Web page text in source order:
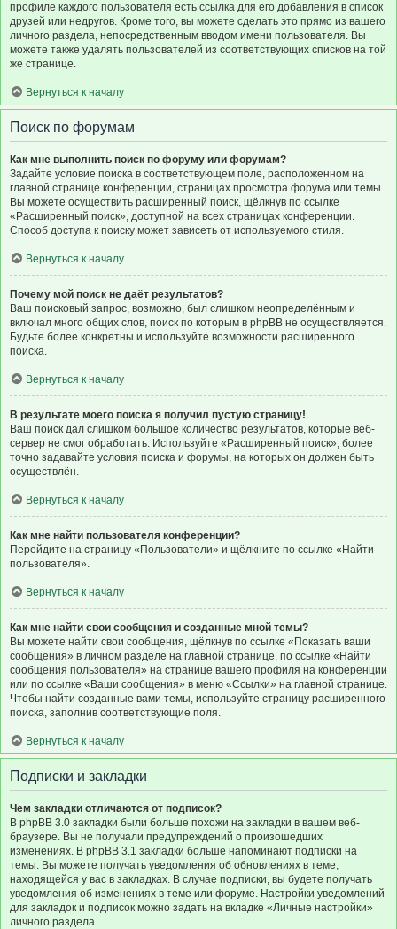
профиле каждого пользователя есть ссылка для его добавления в список
друзей или недругов. Кроме того, вы можете сделать это прямо из вашего
личного раздела, непосредственным вводом имени пользователя. Вы
можете также удалять пользователей из соответствующих списков на той
же странице.
Вернуться к началу
Поиск по форумам
Как мне выполнить поиск по форуму или форумам?
Задайте условие поиска в соответствующем поле, расположенном на
главной странице конференции, страницах просмотра форума или темы.
Вы можете осуществить расширенный поиск, щёлкнув по ссылке
«Расширенный поиск», доступной на всех страницах конференции.
Способ доступа к поиску может зависеть от используемого стиля.
Вернуться к началу
Почему мой поиск не даёт результатов?
Ваш поисковый запрос, возможно, был слишком неопределённым и
включал много общих слов, поиск по которым в phpBB не осуществляется.
Будьте более конкретны и используйте возможности расширенного
поиска.
Вернуться к началу
В результате моего поиска я получил пустую страницу!
Ваш поиск дал слишком большое количество результатов, которые веб-
сервер не смог обработать. Используйте «Расширенный поиск», более
точно задавайте условия поиска и форумы, на которых он должен быть
осуществлён.
Вернуться к началу
Как мне найти пользователя конференции?
Перейдите на страницу «Пользователи» и щёлкните по ссылке «Найти
пользователя».
Вернуться к началу
Как мне найти свои сообщения и созданные мной темы?
Вы можете найти свои сообщения, щёлкнув по ссылке «Показать ваши
сообщения» в личном разделе на главной странице, по ссылке «Найти
сообщения пользователя» на странице вашего профиля на конференции
или по ссылке «Ваши сообщения» в меню «Ссылки» на главной странице.
Чтобы найти созданные вами темы, используйте страницу расширенного
поиска, заполнив соответствующие поля.
Вернуться к началу
Подписки и закладки
Чем закладки отличаются от подписок?
В phpBB 3.0 закладки были больше похожи на закладки в вашем веб-
браузере. Вы не получали предупреждений о произошедших
изменениях. В phpBB 3.1 закладки больше напоминают подписки на
темы. Вы можете получать уведомления об обновлениях в теме,
находящейся у вас в закладках. В случае подписки, вы будете получать
уведомления об изменениях в теме или форуме. Настройки уведомлений
для закладок и подписок можно задать на вкладке «Личные настройки»
личного раздела.